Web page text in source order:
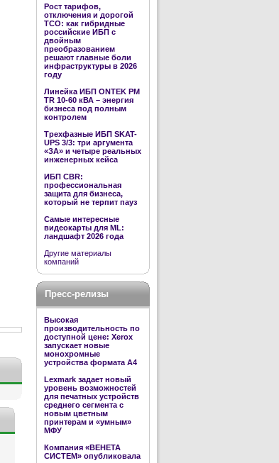
Рост тарифов,
отключения и дорогой
TCO: как гибридные
российские ИБП с
двойным
преобразованием
решают главные боли
инфраструктуры в 2026
году
Линейка ИБП ONTEK PM
TR 10-60 кВА – энергия
бизнеса под полным
контролем
Трехфазные ИБП SKAT-
UPS 3/3: три аргумента
«ЗА» и четыре реальных
инженерных кейса
ИБП CBR:
профессиональная
защита для бизнеса,
который не терпит пауз
Самые интересные
видеокарты для ML:
ландшафт 2026 года
Другие материалы
компаний
Пресс-релизы
Высокая
производительность по
доступной цене: Xerox
запускает новые
монохромные
устройства формата А4
Lexmark задает новый
уровень возможностей
для печатных устройств
среднего сегмента с
новым цветным
принтерам и «умным»
МФУ
Компания «ВЕНЕТА
СИСТЕМ» опубликовала